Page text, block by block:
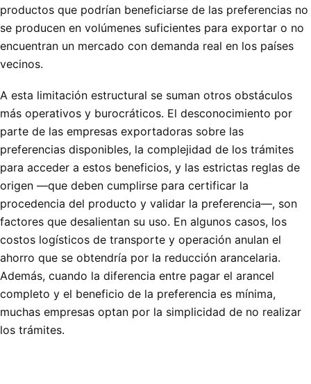
productos que podrían beneficiarse de las preferencias no
se producen en volúmenes suficientes para exportar o no
encuentran un mercado con demanda real en los países
vecinos.
A esta limitación estructural se suman otros obstáculos
más operativos y burocráticos. El desconocimiento por
parte de las empresas exportadoras sobre las
preferencias disponibles, la complejidad de los trámites
para acceder a estos beneficios, y las estrictas reglas de
origen —que deben cumplirse para certificar la
procedencia del producto y validar la preferencia—, son
factores que desalientan su uso. En algunos casos, los
costos logísticos de transporte y operación anulan el
ahorro que se obtendría por la reducción arancelaria.
Además, cuando la diferencia entre pagar el arancel
completo y el beneficio de la preferencia es mínima,
muchas empresas optan por la simplicidad de no realizar
los trámites.